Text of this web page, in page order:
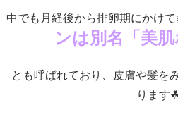
中でも月経後から排卵期にかけて
ンは別名「美肌
とも呼ばれており、皮膚や髪を
ります